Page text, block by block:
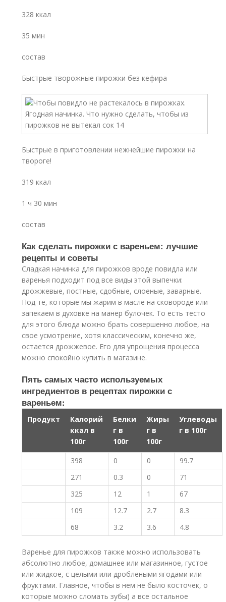
328 ккал
35 мин
состав
Быстрые творожные пирожки без кефира
Быстрые в приготовлении нежнейшие пирожки на
твороге!
319 ккал
1 ч 30 мин
состав
Как сделать пирожки с вареньем: лучшие
рецепты и советы
Сладкая начинка для пирожков вроде повидла или
варенья подходит под все виды этой выпечки:
дрожжевые, постные, сдобные, слоеные, заварные.
Под те, которые мы жарим в масле на сковороде или
запекаем в духовке на манер булочек. То есть тесто
для этого блюда можно брать совершенно любое, на
свое усмотрение, хотя классическим, конечно же,
остается дрожжевое. Его для упрощения процесса
можно спокойно купить в магазине.
Пять самых часто используемых
ингредиентов в рецептах пирожки с
вареньем:
Продукт
Калорий
ккал в
100г
Белки
г в
100г
Жиры
г в
100г
Углеводы
г в 100г
398 0 0
99.7
271
0.3 0
71
325
12 1
67
109
12.7 2.7
8.3
68
3.2 3.6 4.8
Варенье для пирожков также можно использовать
абсолютно любое, домашнее или магазинное, густое
или жидкое, с целыми или дроблеными ягодами или
фруктами. Главное, чтобы в нем не было косточек, о
которые можно сломать зубы) а все остальное